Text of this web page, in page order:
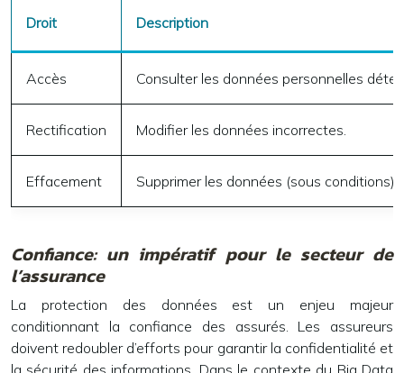
Droit Description
Accès Consulter les données personnelles
Rectification Modifier les données incorrectes.
Effacement Supprimer les données (sous conditions).
Confiance: un impératif pour le secteur de
l’assurance
La protection des données est un enjeu majeur
conditionnant la confiance des assurés. Les assureurs
doivent redoubler d’efforts pour garantir la confidentialité et
la sécurité des informations. Dans le contexte du Big Data